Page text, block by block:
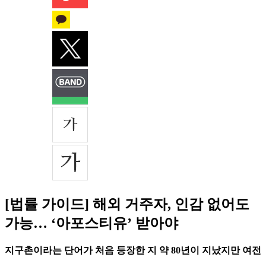
[법률 가이드] 해외 거주자, 인감 없어도
가능… ‘아포스티유’ 받아야
지구촌이라는 단어가 처음 등장한 지 약 80년이 지났지만 여전